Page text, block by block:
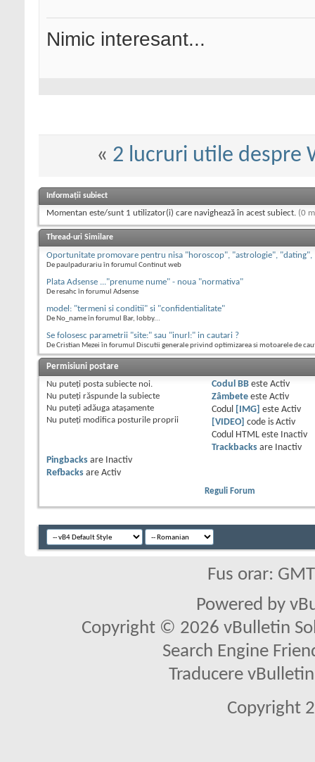
Nimic interesant...
« 2 lucruri utile despre
Informații subiect
Momentan este/sunt 1 utilizator(i) care navighează în acest subiect. (0
Thread-uri Similare
Oportunitate promovare pentru nisa "horoscop", "astrologie",
De paulpadurariu în forumul Continut web
Plata Adsense ..."prenume nume" - noua "normativa"
De resahc în forumul Adsense
model: "termeni si conditii" si "confidentialitate"
De No_name în forumul Bar, lobby...
Se folosesc parametrii "site:" sau "inurl:" in cautari ?
De Cristian Mezei în forumul Discutii generale privind optimizarea si motoarele de
Permisiuni postare
Nu puteţi posta subiecte noi.
Nu puteţi răspunde la subiecte
Nu puteţi adăuga ataşamente
Nu puteţi modifica posturile proprii
Codul BBeste Activ
Zâmbeteeste Activ
Codul
[IMG] este Activ
[VIDEO]
code is Activ
Codul HTML este
Inactiv
Trackbacksare
Inactiv
Pingbacks are
Inactiv
Refbacks are Activ
Reguli Forum
Fus orar:
Powered by
Copyright © 2026 vBulletin
Search Engine
Traducere
Copyright